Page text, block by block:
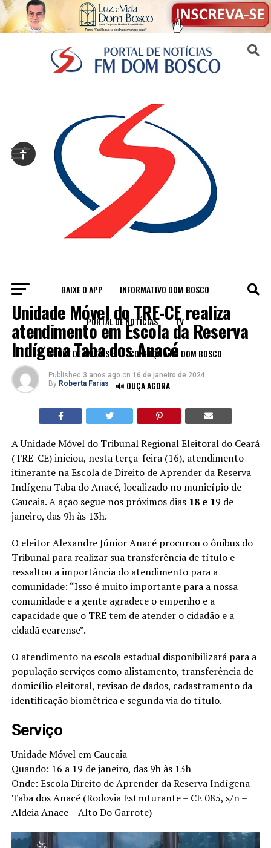
BAIXE O APP INFORMATIVO DOM BOSCO
PORTAL DE NOTÍCIAS TV
CLUBE DE AMIGOS CONHEÇA A FM DOM BOSCO
🔊 OUÇA AGORA
FORTALEZA
Unidade Móvel do TRE-CE realiza
atendimento em Escola da Reserva
Indígena Taba dos Anacé
Published 3 anos ago on 16 de janeiro de 2024
By Roberta Farias
A Unidade Móvel do Tribunal Regional Eleitoral do Ceará
(TRE-CE) iniciou, nesta terça-feira (16), atendimento
itinerante na Escola de Direito de Aprender da Reserva
Indígena Taba do Anacé, localizado no município de
Caucaia. A ação segue nos próximos dias 18 e 19 de
janeiro, das 9h às 13h.
O eleitor Alexandre Júnior Anacé procurou o ônibus do
Tribunal para realizar sua transferência de título e
ressaltou a importância do atendimento para a
comunidade: “Isso é muito importante para a nossa
comunidade e a gente agradece o empenho e a
capacidade que o TRE tem de atender o cidadão e a
cidadã cearense”.
O atendimento na escola estadual disponibilizará para a
população serviços como alistamento, transferência de
domicílio eleitoral, revisão de dados, cadastramento da
identificação biométrica e segunda via do título.
Serviço
Unidade Móvel em Caucaia
Quando: 16 a 19 de janeiro, das 9h às 13h
Onde: Escola Direito de Aprender da Reserva Indígena
Taba dos Anacé (Rodovia Estruturante – CE 085, s/n –
Aldeia Anace – Alto Do Garrote)
Sair da versão mobile